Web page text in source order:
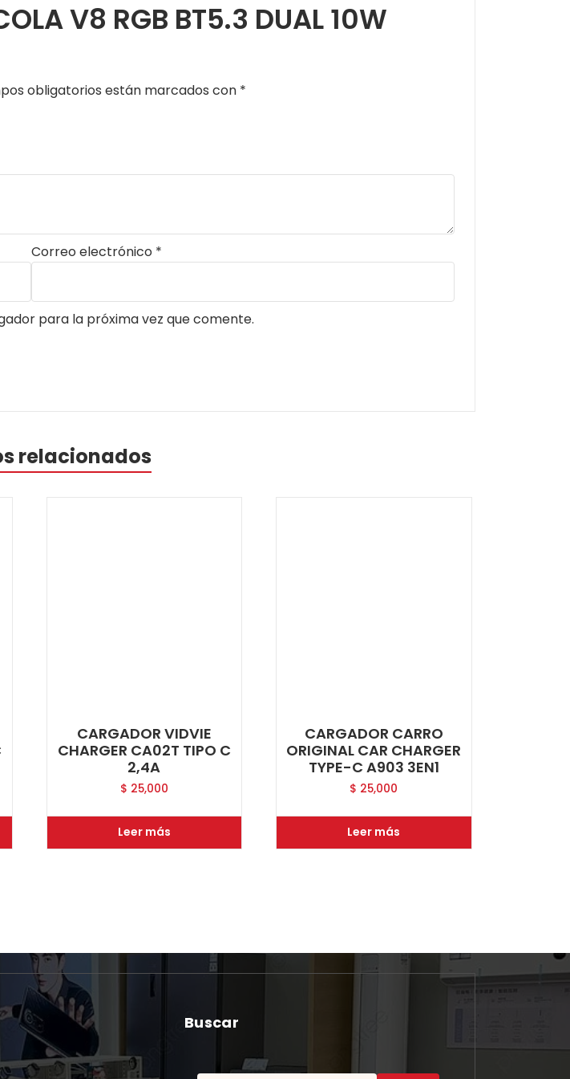
V8 RGB BT5.3 DUAL 10W
obligatorios están marcados con *
Correo electrónico *
para la próxima vez que comente.
relacionados
CARGADOR VIDVIE
CHARGER CA02T TIPO C
2,4A
$ 25,000
Leer más
CARGADOR CARRO
ORIGINAL CAR CHARGER
TYPE-C A903 3EN1
$ 25,000
Leer más
Buscar